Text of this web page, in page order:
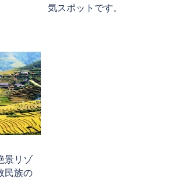
気スポットです。
景リゾ
民族の